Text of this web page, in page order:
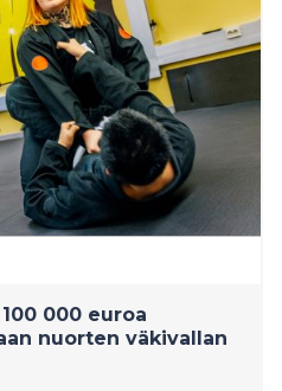
kuilu on 16 pistettä.
000 euroa
nuorten väkivallan